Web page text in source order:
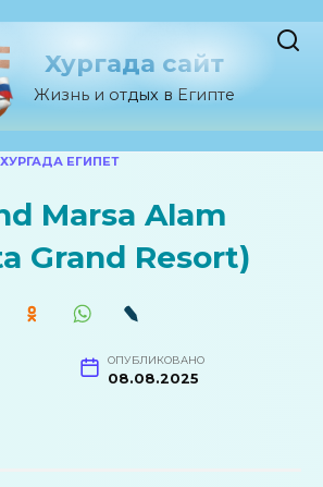
Хургада сайт
Жизнь и отдых в Египте
ЕГИПЕТ
Marsa Alam
Grand Resort)
ОПУБЛИКОВАНО
08.08.2025